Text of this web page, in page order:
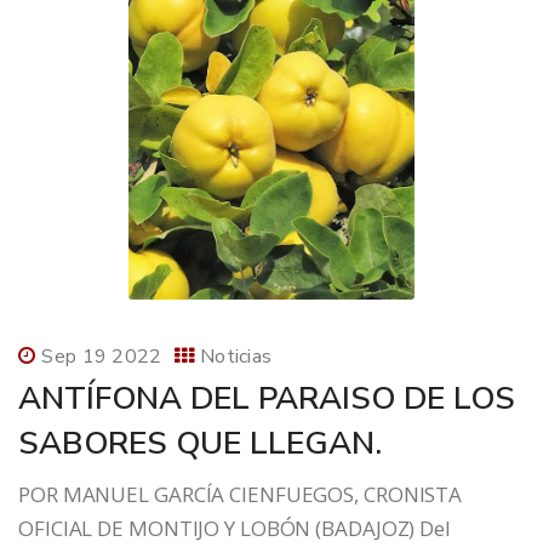
Sep 19 2022 Noticias
ANTÍFONA DEL PARAISO DE LOS
SABORES QUE LLEGAN.
POR MANUEL GARCÍA CIENFUEGOS, CRONISTA
OFICIAL DE MONTIJO Y LOBÓN (BADAJOZ) Del